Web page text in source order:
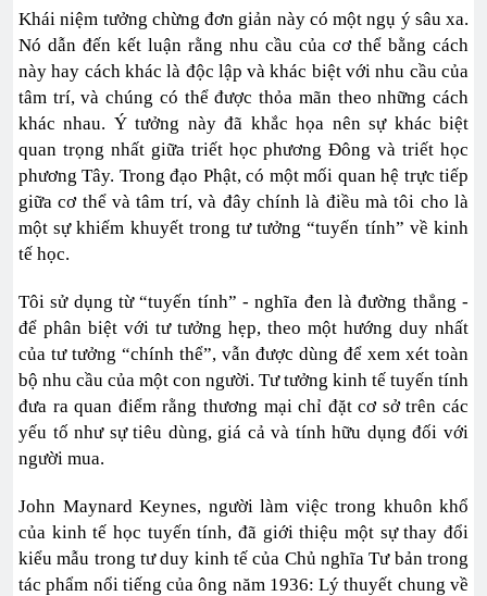
Khái niệm tưởng chừng đơn giản này có một ngụ ý sâu xa.
Nó dẫn đến kết luận rằng nhu cầu của cơ thể bằng cách
này hay cách khác là độc lập và khác biệt với nhu cầu của
tâm trí, và chúng có thể được thỏa mãn theo những cách
khác nhau. Ý tưởng này đã khắc họa nên sự khác biệt
quan trọng nhất giữa triết học phương Đông và triết học
phương Tây. Trong đạo Phật, có một mối quan hệ trực tiếp
giữa cơ thể và tâm trí, và đây chính là điều mà tôi cho là
một sự khiếm khuyết trong tư tưởng “tuyến tính” về kinh
tế học.
Tôi sử dụng từ “tuyến tính” - nghĩa đen là đường thẳng -
để phân biệt với tư tưởng hẹp, theo một hướng duy nhất
của tư tưởng “chính thể”, vẫn được dùng để xem xét toàn
bộ nhu cầu của một con người. Tư tưởng kinh tế tuyến tính
đưa ra quan điểm rằng thương mại chỉ đặt cơ sở trên các
yếu tố như sự tiêu dùng, giá cả và tính hữu dụng đối với
người mua.
John Maynard Keynes, người làm việc trong khuôn khổ
của kinh tế học tuyến tính, đã giới thiệu một sự thay đổi
kiểu mẫu trong tư duy kinh tế của Chủ nghĩa Tư bản trong
tác phẩm nổi tiếng của ông năm 1936: Lý thuyết chung về